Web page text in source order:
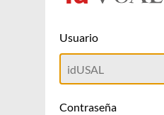
Usuario
Contraseña